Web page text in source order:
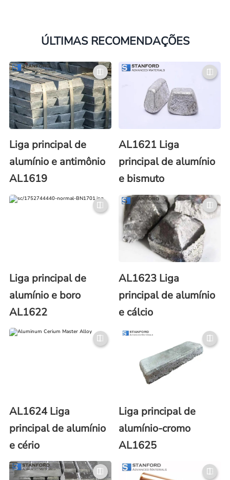
ÚLTIMAS RECOMENDAÇÕES
Liga principal de
alumínio e antimônio
AL1619
AL1621 Liga
principal de alumínio
e bismuto
Liga principal de
alumínio e boro
AL1622
AL1623 Liga
principal de alumínio
e cálcio
AL1624 Liga
principal de alumínio
e cério
Liga principal de
alumínio-cromo
AL1625